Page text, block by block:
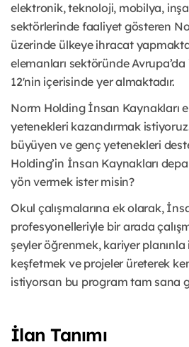
elektronik, teknoloji, mobilya,
sektörlerinde faaliyet gösteren
üzerinde ülkeye ihracat
elemanları sektöründe
12'nin içerisinde yer almaktadır.
Norm Holding İnsan Kaynakları
yetenekleri kazandırmak
büyüyen ve genç yetenekleri
Holding’in İnsan Kaynakları
yön vermek ister misin?
Okul çalışmalarına ek olarak,
profesyonelleriyle bir arada
şeyler öğrenmek, kariyer
keşfetmek ve projeler üreterek
istiyorsan bu program tam sana
İlan Tanımı